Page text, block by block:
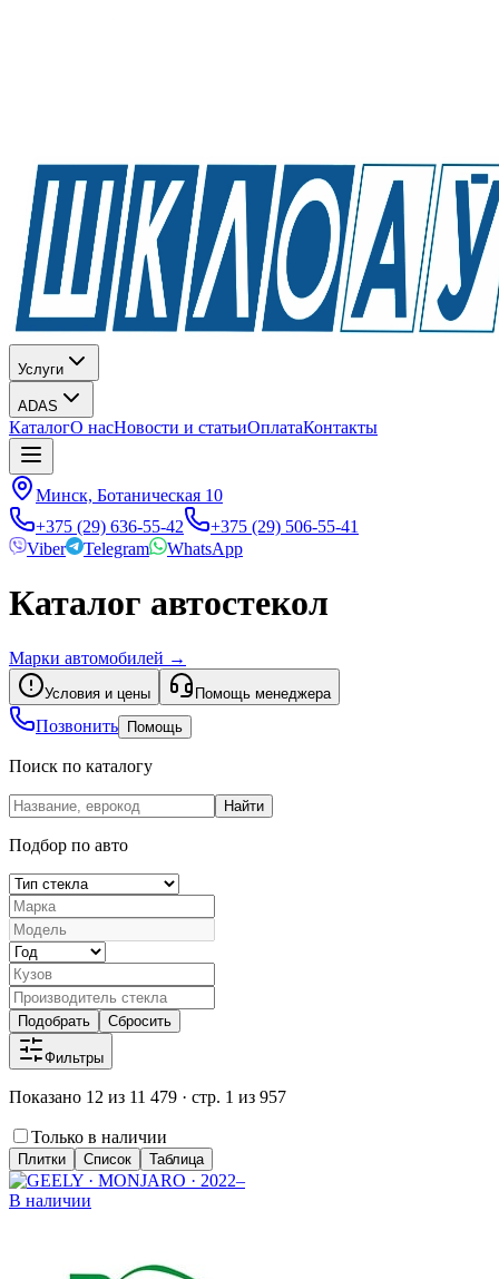
Услуги
ADAS
КаталогО насНовости и статьиОплатаКонтакты
Минск, Ботаническая 10
+375 (29) 636-55-42
+375 (29) 506-55-41
Viber
Telegram WhatsApp
Каталог автостекол
Марки автомобилей →
Условия и цены Помощь менеджера
Позвонить Помощь
Поиск по каталогу
Найти
Подбор по авто
Подобрать Сбросить
Фильтры
Показано 12 из 11 479 · стр. 1 из 957
Только в наличии
Плитки Список Таблица
В наличии